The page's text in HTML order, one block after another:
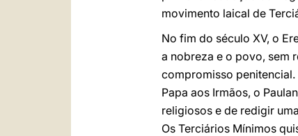
movimento laical de
No fim do século XV, o
a nobreza e o povo, sem
compromisso
Papa aos Irmãos, o
religiosos e de redigir
Os Terciários Mínimos